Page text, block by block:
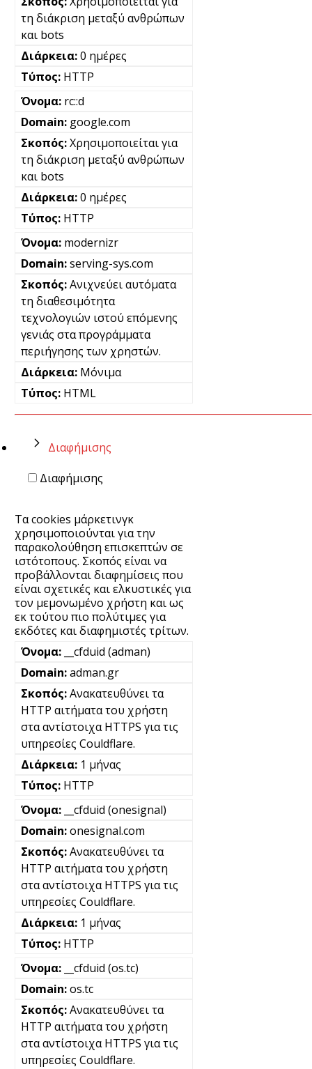
τη διάκριση μεταξύ ανθρώπων
και bots
0 ημέρες
HTTP
rc::d
google.com
Χρησιμοποιείται για
τη διάκριση μεταξύ ανθρώπων
και bots
0 ημέρες
HTTP
modernizr
serving-sys.com
Ανιχνεύει αυτόματα
τη διαθεσιμότητα
τεχνολογιών ιστού επόμενης
γενιάς στα προγράμματα
περιήγησης των χρηστών.
Μόνιμα
HTML
Διαφήμισης
Διαφήμισης
Τα cookies μάρκετινγκ
χρησιμοποιούνται για την
παρακολούθηση επισκεπτών σε
ιστότοπους. Σκοπός είναι να
προβάλλονται διαφημίσεις που
είναι σχετικές και ελκυστικές για
τον μεμονωμένο χρήστη και ως
εκ τούτου πιο πολύτιμες για
εκδότες και διαφημιστές τρίτων.
__cfduid (adman)
adman.gr
Ανακατευθύνει τα
HTTP αιτήματα του χρήστη
στα αντίστοιχα HTTPS για τις
υπηρεσίες Couldflare.
1 μήνας
HTTP
__cfduid (onesignal)
onesignal.com
Ανακατευθύνει τα
HTTP αιτήματα του χρήστη
στα αντίστοιχα HTTPS για τις
υπηρεσίες Couldflare.
1 μήνας
HTTP
__cfduid (os.tc)
os.tc
Ανακατευθύνει τα
HTTP αιτήματα του χρήστη
στα αντίστοιχα HTTPS για τις
υπηρεσίες Couldflare.